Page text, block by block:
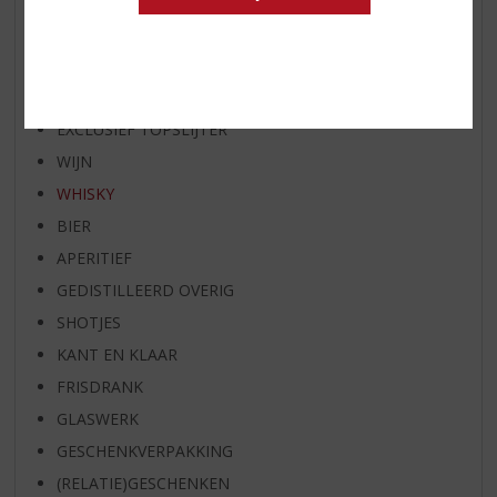
EXCLUSIEF TOPSLIJTER
WIJN
WHISKY
BIER
APERITIEF
GEDISTILLEERD OVERIG
SHOTJES
KANT EN KLAAR
FRISDRANK
GLASWERK
GESCHENKVERPAKKING
(RELATIE)GESCHENKEN